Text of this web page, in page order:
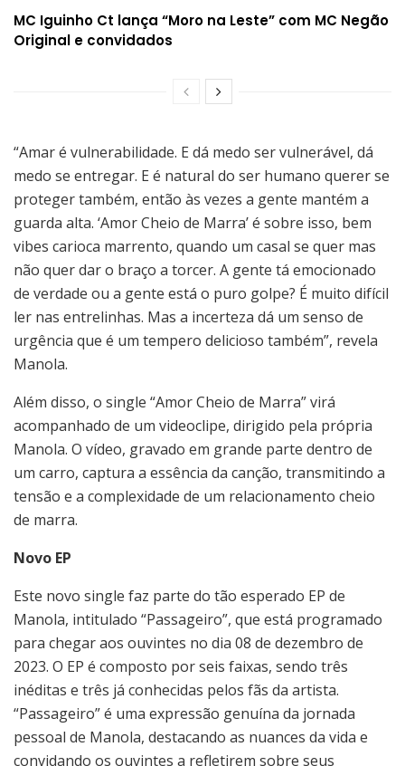
MC Iguinho Ct lança “Moro na Leste” com MC Negão
Original e convidados
“Amar é vulnerabilidade. E dá medo ser vulnerável, dá
medo se entregar. E é natural do ser humano querer se
proteger também, então às vezes a gente mantém a
guarda alta. ‘Amor Cheio de Marra’ é sobre isso, bem
vibes carioca marrento, quando um casal se quer mas
não quer dar o braço a torcer. A gente tá emocionado
de verdade ou a gente está o puro golpe? É muito difícil
ler nas entrelinhas. Mas a incerteza dá um senso de
urgência que é um tempero delicioso também”, revela
Manola.
Além disso, o single “Amor Cheio de Marra” virá
acompanhado de um videoclipe, dirigido pela própria
Manola. O vídeo, gravado em grande parte dentro de
um carro, captura a essência da canção, transmitindo a
tensão e a complexidade de um relacionamento cheio
de marra.
Novo EP
Este novo single faz parte do tão esperado EP de
Manola, intitulado “Passageiro”, que está programado
para chegar aos ouvintes no dia 08 de dezembro de
2023. O EP é composto por seis faixas, sendo três
inéditas e três já conhecidas pelos fãs da artista.
“Passageiro” é uma expressão genuína da jornada
pessoal de Manola, destacando as nuances da vida e
convidando os ouvintes a refletirem sobre seus